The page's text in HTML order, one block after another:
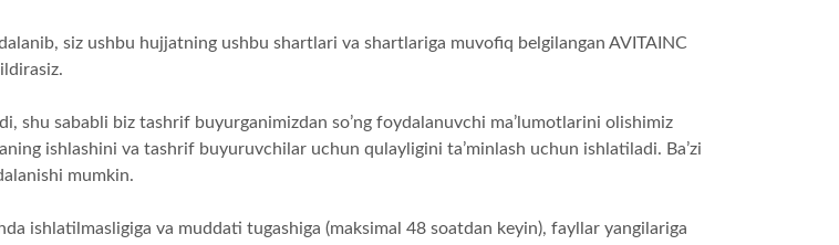
siz ushbu hujjatning ushbu shartlari va shartlariga muvofiq belgilangan AVITAINC
shu sababli biz tashrif buyurganimizdan so’ng foydalanuvchi ma’lumotlarini olishimiz
ishlashini va tashrif buyuruvchilar uchun qulayligini ta’minlash uchun ishlatiladi. Ba’zi
mumkin.
ishlatilmasligiga va muddati tugashiga (maksimal 48 soatdan keyin), fayllar yangilariga